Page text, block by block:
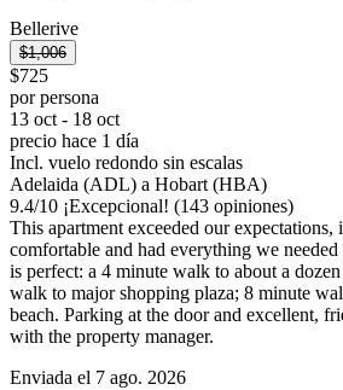
Bellerive
$1,006
$725
por persona
13 oct - 18 oct
precio hace 1 día
Incl. vuelo redondo sin escalas
Adelaida (ADL) a Hobart (HBA)
9.4/10 ¡Excepcional! (143 opiniones)
This apartment exceeded our expectations,
comfortable and had everything we
is perfect: a 4 minute walk to about a
walk to major shopping plaza; 8 minute
beach. Parking at the door and excellent,
with the property manager.
Enviada el 7 ago. 2026